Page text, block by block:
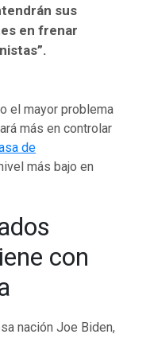
sus
en frenar
el mayor problema
más en controlar
de
más bajo en
con
nación Joe Biden,